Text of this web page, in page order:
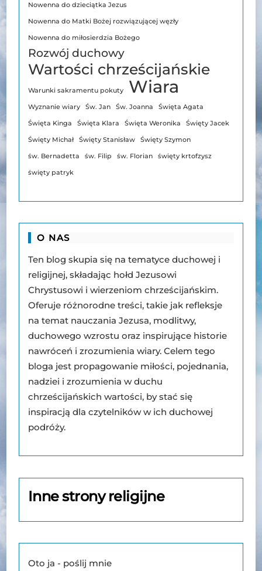
Nowenna do dzieciątka Jezus
Nowenna do Matki Bożej rozwiązującej węzły
Nowenna do miłosierdzia Bożego
Rozwój duchowy
Wartości chrześcijańskie
Warunki sakramentu pokuty Wiara
Wyznanie wiary Św. Jan Św. Joanna Święta Agata
Święta Kinga Święta Klara Święta Weronika Święty Jacek
Święty Michał Święty Stanisław Święty Szymon
św. Bernadetta św. Filip św. Florian święty krtofzysz
święty patryk
O NAS
Ten blog skupia się na tematyce duchowej i
religijnej, składając hołd Jezusowi
Chrystusowi i wierzeniom chrześcijańskim.
Oferuje różnorodne treści, takie jak refleksje
na temat nauczania Jezusa, modlitwy,
duchowego wzrostu oraz inspirujące historie
nawróceń i zrozumienia wiary. Celem tego
bloga jest propagowanie miłości, pojednania,
nadziei i zrozumienia w duchu
chrześcijańskich wartości, by stać się
inspiracją dla czytelników w ich duchowej
podróży.
Inne strony religijne
Oto ja - poślij mnie